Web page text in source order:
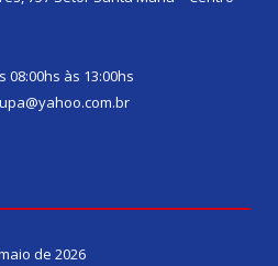
às 13:00hs
de 2026